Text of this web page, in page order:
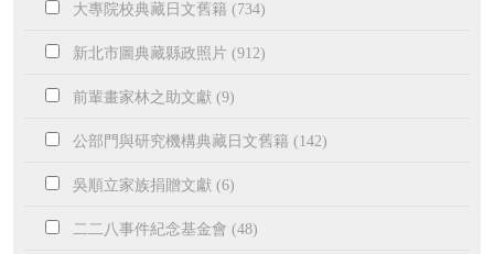
大專院校典藏日文舊籍 (734)
新北市圖典藏縣政照片 (912)
前輩畫家林之助文獻 (9)
公部門與研究機構典藏日文舊籍 (142)
吳順立家族捐贈文獻 (6)
二二八事件紀念基金會 (48)